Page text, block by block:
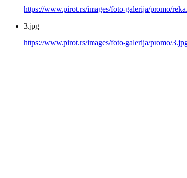
https://www.pirot.rs/images/foto-galerija/promo/
3.jpg
https://www.pirot.rs/images/foto-galerija/promo/